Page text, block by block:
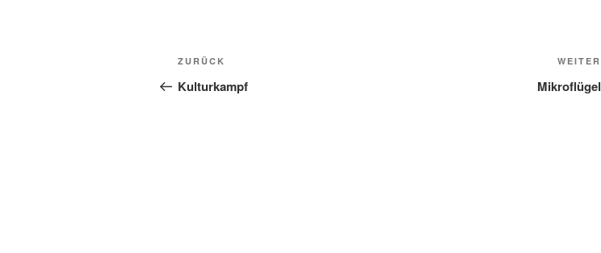
Beitragsnavigation
Vorheriger
Beitrag
ZURÜCK
Kulturkampf
WEITER
Mikroflügel